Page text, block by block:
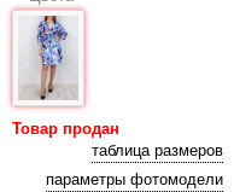
Товар продан
таблица размеров
параметры фотомодели